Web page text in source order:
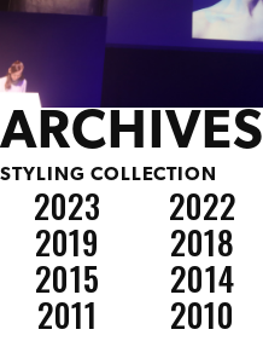
ARCHIVES
STYLING COLLECTION
2023 2022
2019 2018
2015 2014
2011 2010